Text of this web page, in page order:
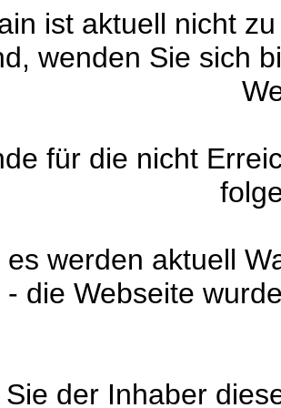
ist aktuell nicht
wenden Sie sich
für die nicht
es werden aktuell
- die Webseite
Sie der Inhaber